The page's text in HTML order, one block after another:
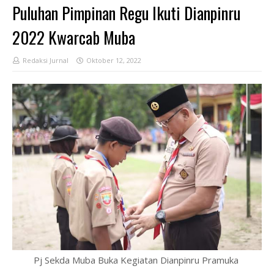
Puluhan Pimpinan Regu Ikuti Dianpinru
2022 Kwarcab Muba
Redaksi Jurnal Oktober 12, 2022
Pj Sekda Muba Buka Kegiatan Dianpinru Pramuka